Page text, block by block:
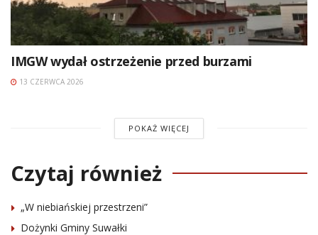
IMGW wydał ostrzeżenie przed burzami
13 CZERWCA 2026
POKAŻ WIĘCEJ
Czytaj również
„W niebiańskiej przestrzeni”
Dożynki Gminy Suwałki